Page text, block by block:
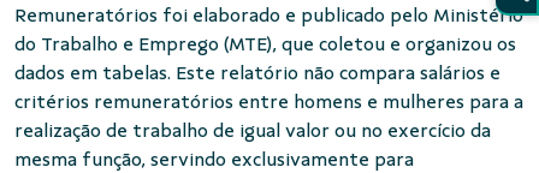
Remuneratórios foi elaborado e publicado pelo Ministério
do Trabalho e Emprego (MTE), que coletou e organizou os
dados em tabelas. Este relatório não compara salários e
critérios remuneratórios entre homens e mulheres para a
realização de trabalho de igual valor ou no exercício da
mesma função, servindo exclusivamente para